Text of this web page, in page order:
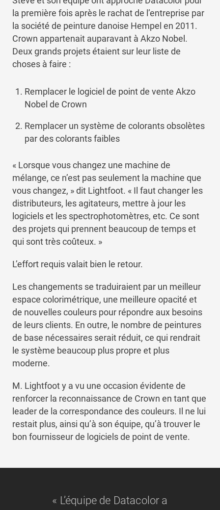
la première fois après le rachat de l’entreprise par
la société de peinture danoise Hempel en 2011.
Crown appartenait auparavant à Akzo Nobel.
Deux grands projets étaient sur leur liste de
choses à faire :
Remplacer le logiciel de point de vente Akzo
Nobel de Crown
Remplacer un système de colorants obsolètes
par des colorants faibles
« Lorsque vous changez une machine de
mélange, ce n’est pas seulement la machine que
vous changez, » dit Lightfoot. « Il faut changer les
distributeurs, les agitateurs, mettre à jour les
logiciels et les spectrophotomètres, etc. Ce sont
des projets qui prennent beaucoup de temps et
qui sont très coûteux. »
L’effort requis valait bien le retour.
Les changements se traduiraient par un meilleur
espace colorimétrique, une meilleure opacité et
de nouvelles couleurs pour répondre aux besoins
de leurs clients. En outre, le nombre de peintures
de base nécessaires serait réduit, ce qui rendrait
le système beaucoup plus propre et plus
moderne.
M. Lightfoot y a vu une occasion évidente de
renforcer la reconnaissance de Crown en tant que
leader de la correspondance des couleurs. Il ne lui
restait plus, ainsi qu’à son équipe, qu’à trouver le
bon fournisseur de logiciels de point de vente.
« L’équipe de Datacolor a